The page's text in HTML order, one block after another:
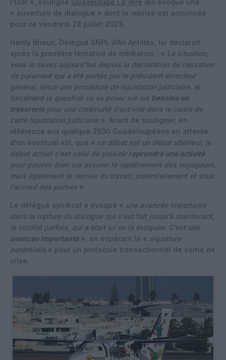
« ouverture de dialogue » dont la reprise est annoncée
pour ce vendredi 28 juillet 2023.
Hardy Brieuc, Délégué SNPL d’Air Antilles, lui déclarait
après la première tentative de médiation : « La situation,
vous le savez aujourd’hui depuis la déclaration de cessation
de paiement qui a été portée par le président-directeur
général, lance une procédure de liquidation judiciaire, et
forcément la question va se poser sur les besoins en
trésoreriepour une continuité d’activité dans le cadre de
cette liquidation judiciaire ». Avant de souligner, en
référence aux quelque 2500 Guadeloupéens en attente
d’un éventuel vol, que « ce débat est un débat ultérieur, le
débat actuel c’est celui de pouvoir reprendre une activité
pour pouvoir bien sur assurer le rapatriement des voyageurs,
mais également la reprise du travail, potentiellement et sous
l’accord des parties ».
Le délégué syndical a évoqué « une avancée importante
dans la rupture du dialogue qui s’est fait jusqu’à maintenant,
la surdité parfois, qui a était ici ou là évoquée. C’est une
avancée importante», en espérant la « signature
potentielle » pour un protocole transactionnel de sortie de
crise.